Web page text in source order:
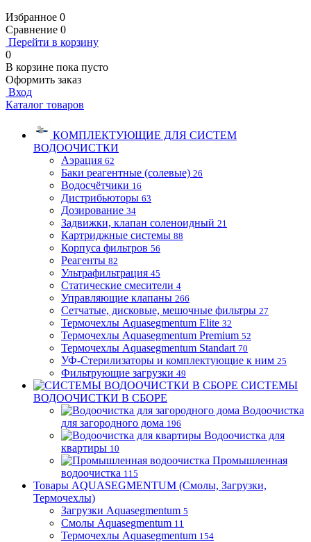
Избранное 0
Сравнение 0
Перейти в корзину
0
В корзине пока пусто
Оформить заказ
Вход
Каталог товаров
КОМПЛЕКТУЮЩИЕ ДЛЯ СИСТЕМ
ВОДООЧИСТКИ
Аэрация 62
Баки реагентные (солевые) 26
Водосчётчики 16
Дистрибьюторы 63
Дозирование 34
Задвижки, клапан соленоидный 21
Картриджные системы 88
Корпуса фильтров 56
Реагенты 82
Ультрафильтрация 45
Статические смесители 4
Управляющие клапаны 266
Сетчатые, дисковые, мешочные фильтры 27
Термочехлы Aquasegmentum Elite 32
Термочехлы Aquasegmentum Premium 52
Термочехлы Aquasegmentum Standart 70
УФ-Стерилизаторы и комплектующие к ним 25
Фильтрующие загрузки 49
СИСТЕМЫ
ВОДООЧИСТКИ В СБОРЕ
Водоочистка
для загородного дома 196
Водоочистка для
квартиры 10
Промышленная
водоочистка 115
Товары AQUASEGMENTUM (Смолы, Загрузки,
Термочехлы)
Загрузки Aquasegmentum 5
Смолы Aquasegmentum 11
Термочехлы Aquasegmentum 154